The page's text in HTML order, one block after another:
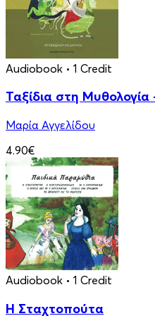
Audiobook • 1 Credit
Ταξίδια στη
Μαρία Αγγελίδου
4.90€
Audiobook • 1 Credit
Η Σταχτοπούτα